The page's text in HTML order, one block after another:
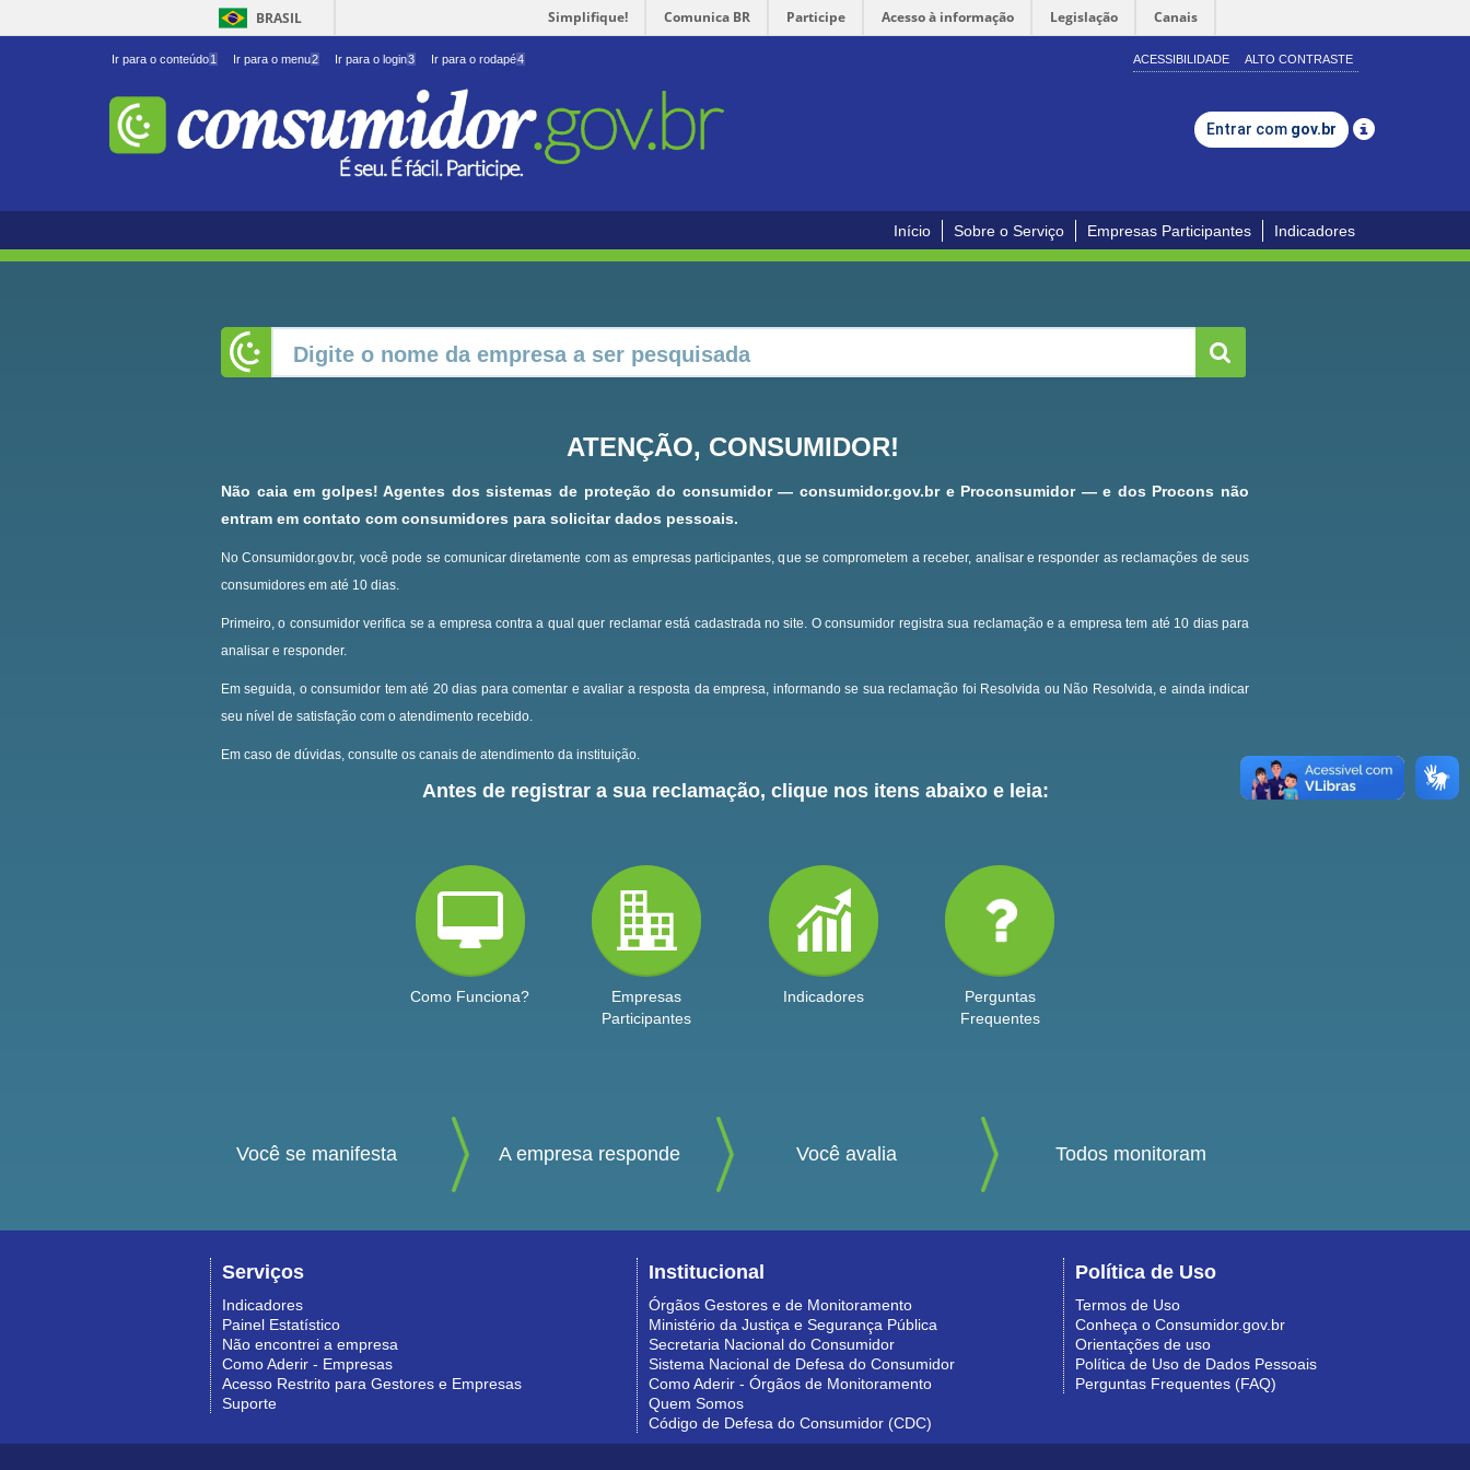
BRASIL Simplifique! Comunica BR Participe Acesso à informação Legislação Canais
Ir para o conteúdo1 Ir para o menu2 Ir para o login3 Ir para o rodapé4 ACESSIBILIDADE ALTO CONTRASTE
Entrar com gov.br
Início Sobre o Serviço Empresas Participantes Indicadores
ATENÇÃO, CONSUMIDOR!
Não caia em golpes! Agentes dos sistemas de proteção do consumidor — consumidor.gov.br e Proconsumidor — e dos Procons não
entram em contato com consumidores para solicitar dados pessoais.
No Consumidor.gov.br, você pode se comunicar diretamente com as empresas participantes, que se comprometem a receber, analisar e responder as reclamações de seus
consumidores em até 10 dias.
Primeiro, o consumidor verifica se a empresa contra a qual quer reclamar está cadastrada no site. O consumidor registra sua reclamação e a empresa tem até 10 dias para
analisar e responder.
Em seguida, o consumidor tem até 20 dias para comentar e avaliar a resposta da empresa, informando se sua reclamação foi Resolvida ou Não Resolvida, e ainda indicar
seu nível de satisfação com o atendimento recebido.
Em caso de dúvidas, consulte os canais de atendimento da instituição.
Antes de registrar a sua reclamação, clique nos itens abaixo e leia:
Como Funciona?
Empresas
Participantes
Indicadores
Perguntas
Frequentes
Você se manifesta A empresa responde Você avalia Todos monitoram
Serviços
Indicadores
Painel Estatístico
Não encontrei a empresa
Como Aderir - Empresas
Acesso Restrito para Gestores e Empresas
Suporte
Institucional
Órgãos Gestores e de Monitoramento
Ministério da Justiça e Segurança Pública
Secretaria Nacional do Consumidor
Sistema Nacional de Defesa do Consumidor
Como Aderir - Órgãos de Monitoramento
Quem Somos
Código de Defesa do Consumidor (CDC)
Política de Uso
Termos de Uso
Conheça o Consumidor.gov.br
Orientações de uso
Política de Uso de Dados Pessoais
Perguntas Frequentes (FAQ)